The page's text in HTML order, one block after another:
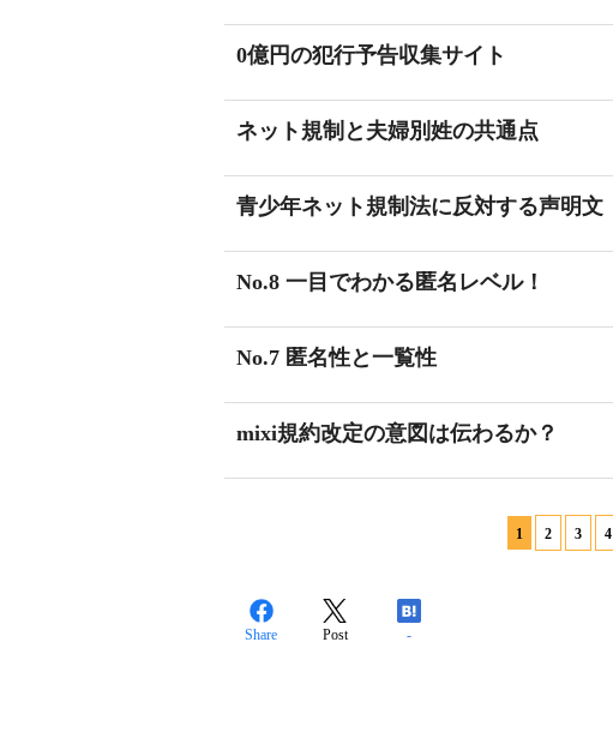
0億円の犯行予告収集サイト
ネット規制と夫婦別姓の共通点
青少年ネット規制法に反対する声明文
No.8 一目でわかる匿名レベル！
No.7 匿名性と一覧性
mixi規約改定の意図は伝わるか？
1 2 3 4
Share Post -